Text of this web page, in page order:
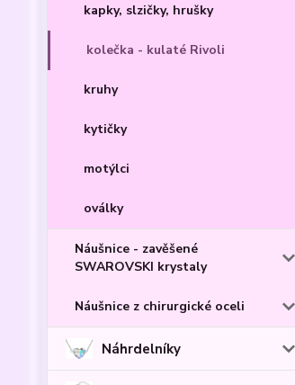
kapky, slzičky, hrušky
kolečka - kulaté Rivoli
kruhy
kytičky
motýlci
oválky
Náušnice - zavěšené
SWAROVSKI krystaly
Náušnice z chirurgické oceli
Náhrdelníky